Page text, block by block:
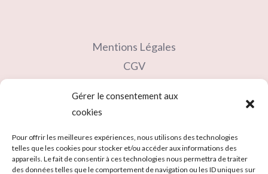
Gérer le consentement aux
cookies
Pour offrir les meilleures expériences, nous utilisons des technologies
telles que les cookies pour stocker et/ou accéder aux informations des
appareils. Le fait de consentir à ces technologies nous permettra de traiter
des données telles que le comportement de navigation ou les ID uniques sur
Mentions Légales
CGV
Partenaires